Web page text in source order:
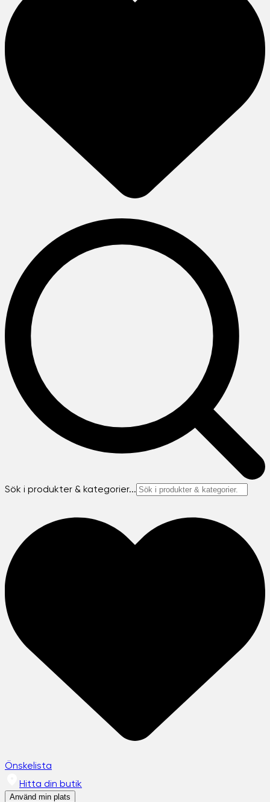
Sök i produkter & kategorier...
Önskelista
Hitta din butik
Använd min plats